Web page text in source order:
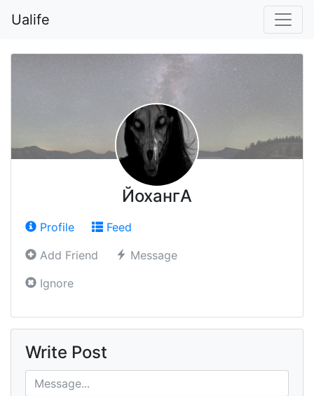
Ualife
ЙохангА
Profile
Feed
Add Friend
Message
Ignore
Write Post